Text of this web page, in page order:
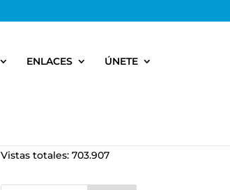
ENLACES ÚNETE
Vistas totales:703.907